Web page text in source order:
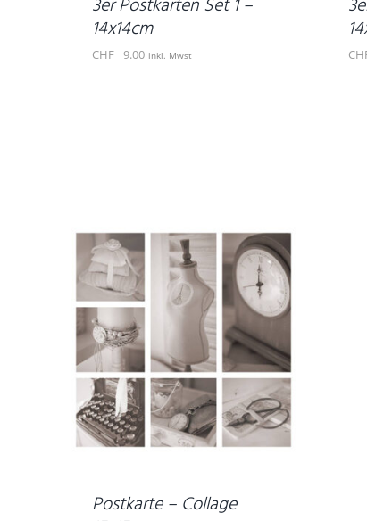
3er Postkarten Set 1 –
14x14cm
CHF 9.00 inkl. Mwst
Postkarte – Collage